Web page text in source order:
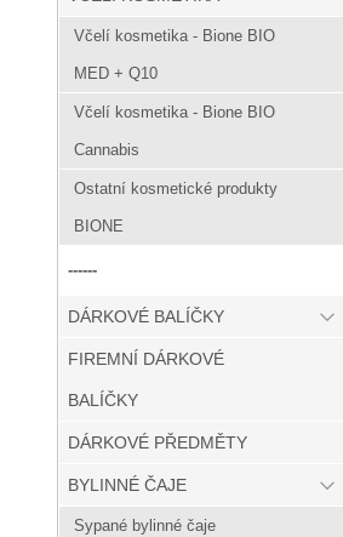
Včelí kosmetika - Bione BIO
MED + Q10
Včelí kosmetika - Bione BIO
Cannabis
Ostatní kosmetické produkty
BIONE
------
DÁRKOVÉ BALÍČKY
FIREMNÍ DÁRKOVÉ
BALÍČKY
DÁRKOVÉ PŘEDMĚTY
BYLINNÉ ČAJE
Sypané bylinné čaje